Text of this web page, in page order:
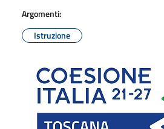
Argomenti:
Istruzione